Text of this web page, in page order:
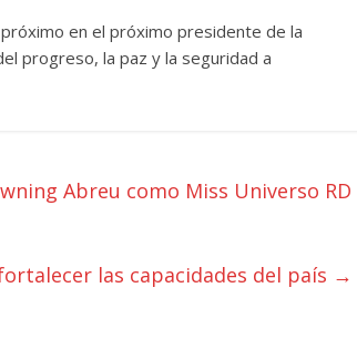
en el próximo presidente de la
progreso, la paz y la seguridad a
Abreu como Miss Universo RD
las capacidades del país →